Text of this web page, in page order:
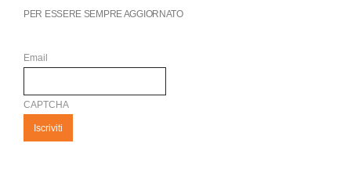
PER ESSERE SEMPRE AGGIORNATO
Email
CAPTCHA